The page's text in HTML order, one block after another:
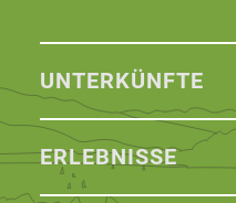
UNTERKÜNFTE
ERLEBNISSE